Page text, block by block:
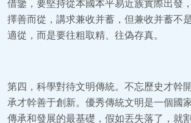
借鑒，要堅持從本國本平易近族實際出發
擇善而從，講求兼收并蓄，但兼收并蓄不
適從，而是要往粗取精、往偽存真。
第四，科學對待文明傳統。不忘歷史才幹
承才幹善于創新。優秀傳統文明是一個國
傳承和發展的最基礎，假如丟失落了，就